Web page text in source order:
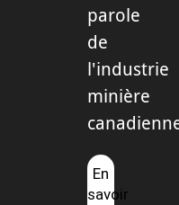
parole
de
l'industrie
minière
En
savoir